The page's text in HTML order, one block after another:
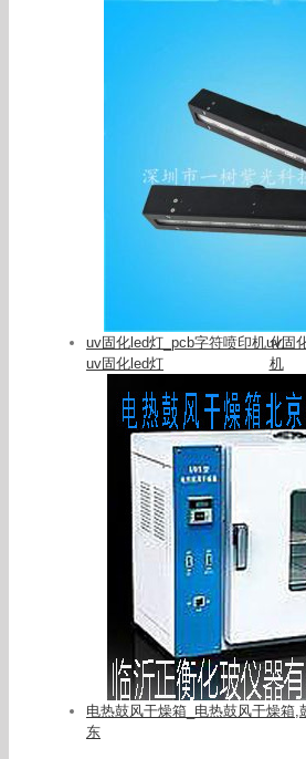
uv固化led灯_pcb字符喷印机uv固
uv固化led灯
电热鼓风干燥箱_电热鼓风干燥箱,
东